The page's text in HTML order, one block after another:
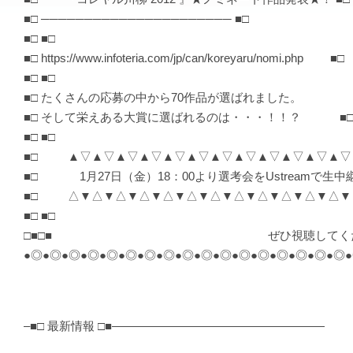
■□ ────────────────────── ■□
■□ ■□
■□ https://www.infoteria.com/jp/can/koreyaru/nomi.php ■□
■□ ■□
■□ たくさんの応募の中から70作品が選ばれまし
■□ そして栄えある大賞に選ばれるのは・・・！！？ ■□
■□ ■□
■□
■□ 1月27日（金）18：00より選考会をUstreamで
■□
■□ ■□
□■□■ ぜひ視聴してくださ
–■□ 最新情報 □■——————————————————